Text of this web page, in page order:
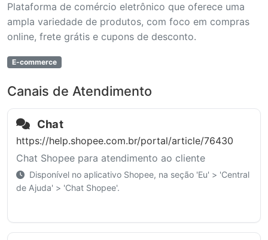
Plataforma de comércio eletrônico que oferece uma
ampla variedade de produtos, com foco em compras
online, frete grátis e cupons de desconto.
E-commerce
Canais de Atendimento
Chat
https://help.shopee.com.br/portal/article/76430
Chat Shopee para atendimento ao cliente
Disponível no aplicativo Shopee, na seção 'Eu' > 'Central
de Ajuda' > 'Chat Shopee'.